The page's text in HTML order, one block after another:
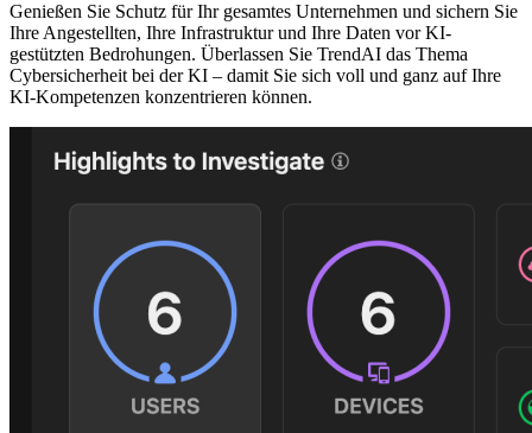
Genießen Sie Schutz für Ihr gesamtes Unternehmen und sichern Sie
Ihre Angestellten, Ihre Infrastruktur und Ihre Daten vor KI-
gestützten Bedrohungen. Überlassen Sie TrendAI das Thema
Cybersicherheit bei der KI – damit Sie sich voll und ganz auf Ihre
KI-Kompetenzen konzentrieren können.